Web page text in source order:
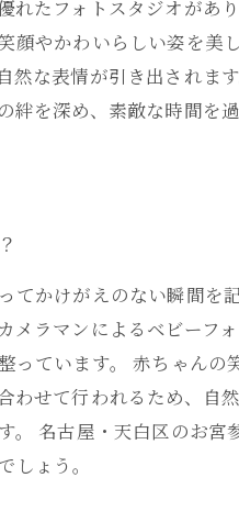
たフォトスタジオが
顔やかわいらしい姿を
な表情が引き出され
を深め、素敵な時間を
てかけがえのない瞬間
ラマンによるベビーフ
っています。 赤ちゃん
せて行われるため、
名古屋・天白区のお
ょう。